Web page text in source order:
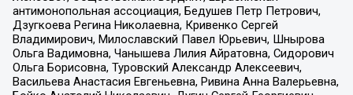
антимонопольная ассоциация, Бедушев Петр Петрович,
Дзугкоева Регина Николаевна, Кривенко Сергей
Владимирович, Милославский Павел Юрьевич, Шнырова
Ольга Вадимовна, Чанышева Лилия Айратовна, Сидорович
Ольга Борисовна, Туровский Александр Алексеевич,
Васильева Анастасия Евгеньевна, Ривина Анна Валерьевна,